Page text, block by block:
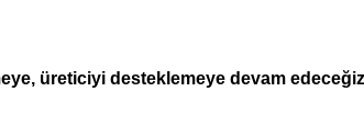
üreticiyi desteklemeye devam